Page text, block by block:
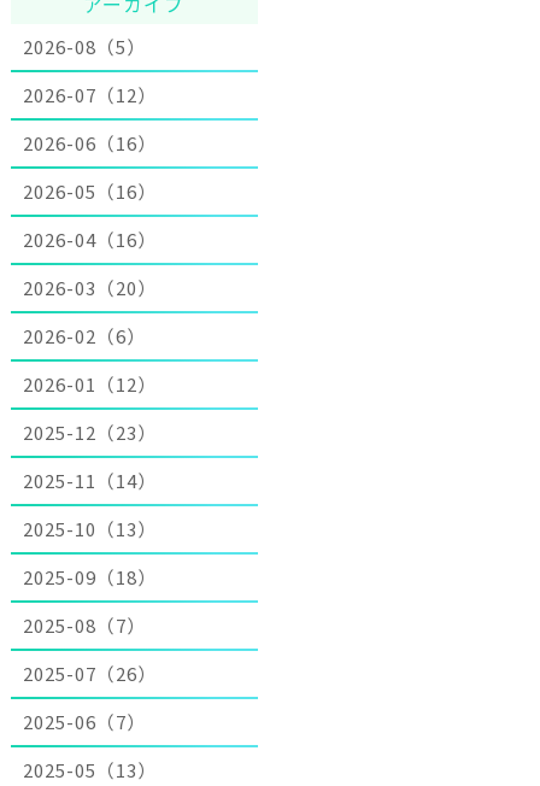
2026-08（5）
2026-07（12）
2026-06（16）
2026-05（16）
2026-04（16）
2026-03（20）
2026-02（6）
2026-01（12）
2025-12（23）
2025-11（14）
2025-10（13）
2025-09（18）
2025-08（7）
2025-07（26）
2025-06（7）
2025-05（13）